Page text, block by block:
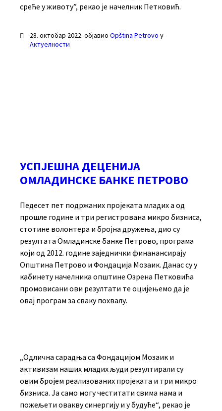
среће у животу”, рекао је начелник Петковић.
28. октобар 2022. објавио Opština Petrovo у
Актуелности
УСПЈЕШНА ДЕЦЕНИЈА
ОМЛАДИНСКЕ БАНКЕ ПЕТРОВО
Педесет пет подржаних пројеката младих а од
прошле године и три регистрована микро бизниса,
стотине волонтера и бројна дружења, дио су
резултата Омладинске банке Петрово, програма
који од 2012. године заједнички финанансирају
Општина Петрово и Фондација Мозаик. Данас су у
кабинету начелника општине Озрена Петковића
промовисани ови резултати те оцијењемо да је
овај програм за сваку похвалу.
„Одлична сарадња са Фондацијом Мозаик и
активизам наших младих људи резултирали су
овим бројем реализованих пројеката и три микро
бизниса. Ја само могу честитати свима нама и
пожељети овакву синергију и у будуће“, рекао је